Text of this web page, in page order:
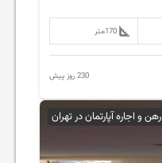
170متر
230 روز پیش
رهن و اجاره آپارتمان در تهران